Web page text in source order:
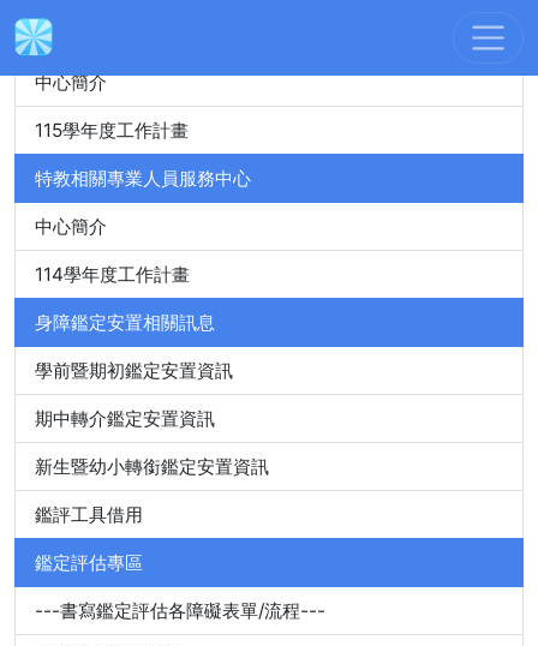
身心障礙特殊教育資源中心
中心簡介
115學年度工作計畫
特教相關專業人員服務中心
中心簡介
114學年度工作計畫
身障鑑定安置相關訊息
學前暨期初鑑定安置資訊
期中轉介鑑定安置資訊
新生暨幼小轉銜鑑定安置資訊
鑑評工具借用
鑑定評估專區
---書寫鑑定評估各障礙表單/流程---